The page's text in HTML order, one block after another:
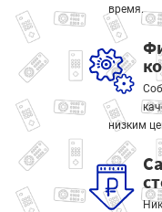
время.
низким